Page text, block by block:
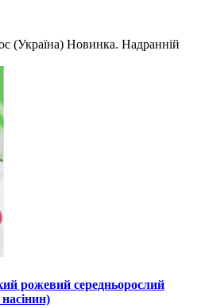
(Україна) Новинка. Надранній
рожевий середньорослий